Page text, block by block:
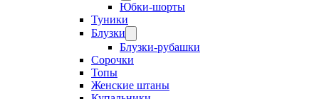
Юбки-шорты
Туники
Блузки
Блузки-рубашки
Сорочки
Топы
Женские штаны